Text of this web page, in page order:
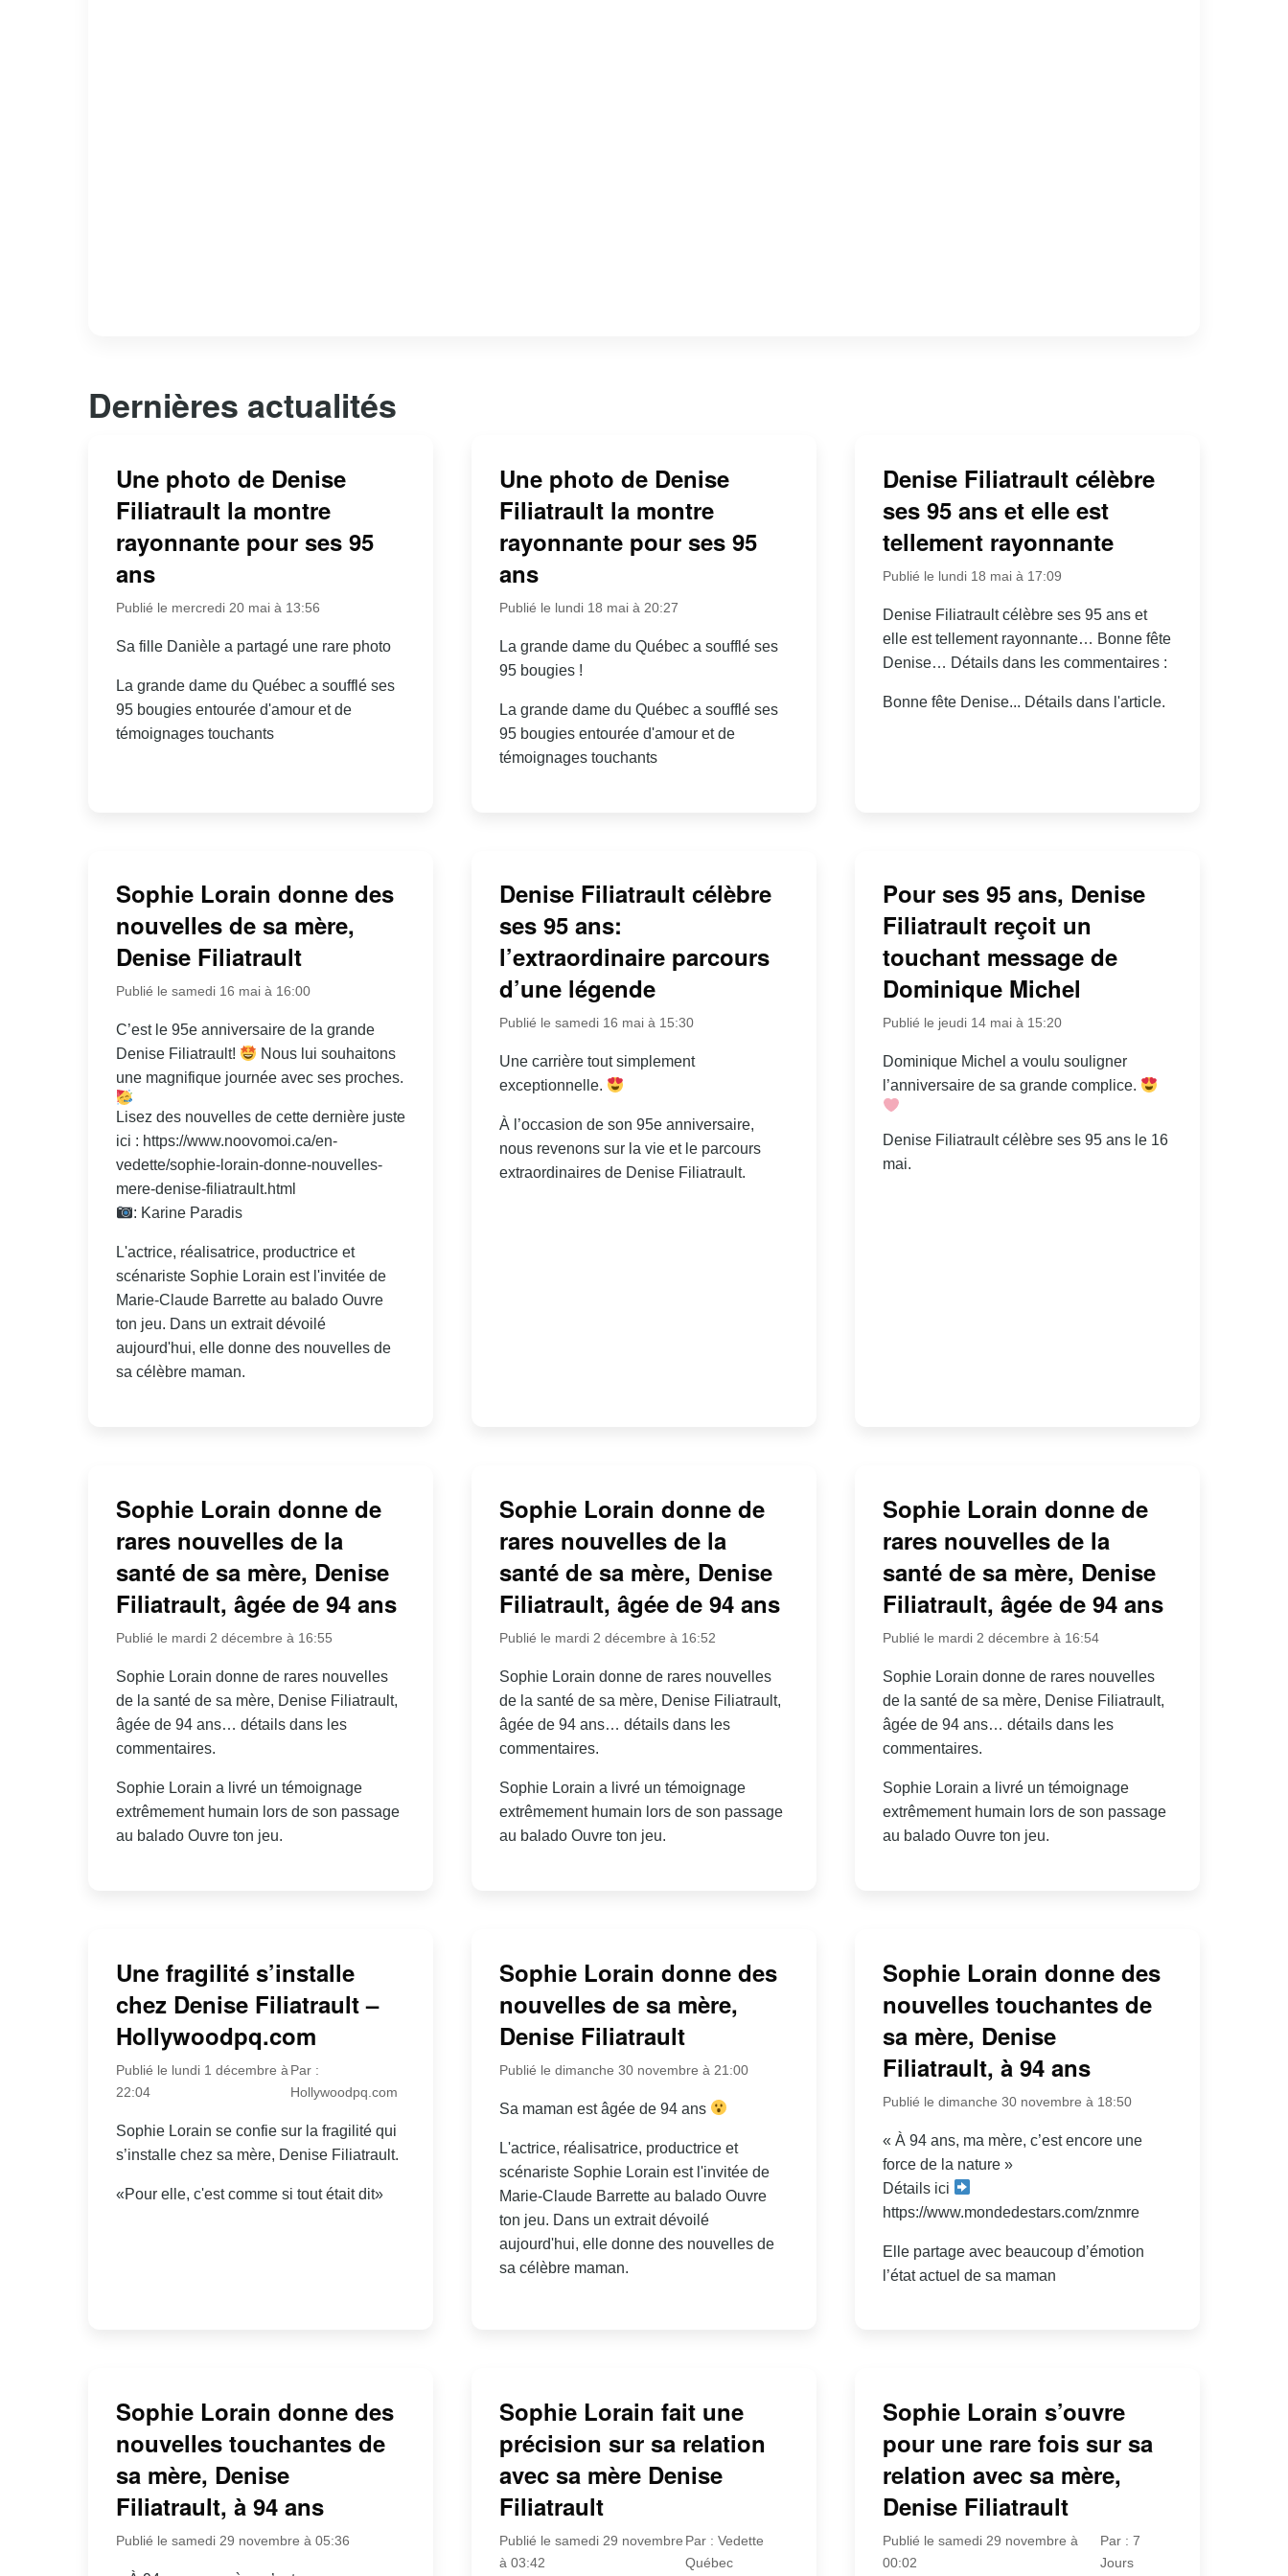
Dernières actualités
Une photo de Denise
Filiatrault la montre
rayonnante pour ses 95
ans
Publié le mercredi 20 mai à 13:56
Sa fille Danièle a partagé une rare photo
La grande dame du Québec a soufflé ses
95 bougies entourée d'amour et de
témoignages touchants
Une photo de Denise
Filiatrault la montre
rayonnante pour ses 95
ans
Publié le lundi 18 mai à 20:27
La grande dame du Québec a soufflé ses
95 bougies !
La grande dame du Québec a soufflé ses
95 bougies entourée d'amour et de
témoignages touchants
Denise Filiatrault célèbre
ses 95 ans et elle est
tellement rayonnante
Publié le lundi 18 mai à 17:09
Denise Filiatrault célèbre ses 95 ans et
elle est tellement rayonnante… Bonne fête
Denise… Détails dans les commentaires :
Bonne fête Denise... Détails dans l'article.
Sophie Lorain donne des
nouvelles de sa mère,
Denise Filiatrault
Publié le samedi 16 mai à 16:00
C’est le 95e anniversaire de la grande
Denise Filiatrault!
Nous lui souhaitons
une magnifique journée avec ses proches.
Lisez des nouvelles de cette dernière juste
ici : https://www.noovomoi.ca/en-
vedette/sophie-lorain-donne-nouvelles-
mere-denise-filiatrault.html
: Karine Paradis
L'actrice, réalisatrice, productrice et
scénariste Sophie Lorain est l'invitée de
Marie-Claude Barrette au balado Ouvre
ton jeu. Dans un extrait dévoilé
aujourd'hui, elle donne des nouvelles de
sa célèbre maman.
Denise Filiatrault célèbre
ses 95 ans:
l’extraordinaire parcours
d’une légende
Publié le samedi 16 mai à 15:30
Une carrière tout simplement
exceptionnelle.
À l’occasion de son 95e anniversaire,
nous revenons sur la vie et le parcours
extraordinaires de Denise Filiatrault.
Pour ses 95 ans, Denise
Filiatrault reçoit un
touchant message de
Dominique Michel
Publié le jeudi 14 mai à 15:20
Dominique Michel a voulu souligner
l’anniversaire de sa grande complice.
Denise Filiatrault célèbre ses 95 ans le 16
mai.
Sophie Lorain donne de
rares nouvelles de la
santé de sa mère, Denise
Filiatrault, âgée de 94 ans
Publié le mardi 2 décembre à 16:55
Sophie Lorain donne de rares nouvelles
de la santé de sa mère, Denise Filiatrault,
âgée de 94 ans… détails dans les
commentaires.
Sophie Lorain a livré un témoignage
extrêmement humain lors de son passage
au balado Ouvre ton jeu.
Sophie Lorain donne de
rares nouvelles de la
santé de sa mère, Denise
Filiatrault, âgée de 94 ans
Publié le mardi 2 décembre à 16:52
Sophie Lorain donne de rares nouvelles
de la santé de sa mère, Denise Filiatrault,
âgée de 94 ans… détails dans les
commentaires.
Sophie Lorain a livré un témoignage
extrêmement humain lors de son passage
au balado Ouvre ton jeu.
Sophie Lorain donne de
rares nouvelles de la
santé de sa mère, Denise
Filiatrault, âgée de 94 ans
Publié le mardi 2 décembre à 16:54
Sophie Lorain donne de rares nouvelles
de la santé de sa mère, Denise Filiatrault,
âgée de 94 ans… détails dans les
commentaires.
Sophie Lorain a livré un témoignage
extrêmement humain lors de son passage
au balado Ouvre ton jeu.
Une fragilité s’installe
chez Denise Filiatrault –
Hollywoodpq.com
Publié le lundi 1 décembre à
22:04
Par :
Hollywoodpq.com
Sophie Lorain se confie sur la fragilité qui
s’installe chez sa mère, Denise Filiatrault.
«Pour elle, c'est comme si tout était dit»
Sophie Lorain donne des
nouvelles de sa mère,
Denise Filiatrault
Publié le dimanche 30 novembre à 21:00
Sa maman est âgée de 94 ans
L'actrice, réalisatrice, productrice et
scénariste Sophie Lorain est l'invitée de
Marie-Claude Barrette au balado Ouvre
ton jeu. Dans un extrait dévoilé
aujourd'hui, elle donne des nouvelles de
sa célèbre maman.
Sophie Lorain donne des
nouvelles touchantes de
sa mère, Denise
Filiatrault, à 94 ans
Publié le dimanche 30 novembre à 18:50
« À 94 ans, ma mère, c’est encore une
force de la nature »
Détails ici
https://www.mondedestars.com/znmre
Elle partage avec beaucoup d’émotion
l’état actuel de sa maman
Sophie Lorain donne des
nouvelles touchantes de
sa mère, Denise
Filiatrault, à 94 ans
Publié le samedi 29 novembre à 05:36
Sophie Lorain fait une
précision sur sa relation
avec sa mère Denise
Filiatrault
Publié le samedi 29 novembre
à 03:42
Par : Vedette
Québec
Sophie Lorain s’ouvre
pour une rare fois sur sa
relation avec sa mère,
Denise Filiatrault
Publié le samedi 29 novembre à
00:02
Par : 7
Jours